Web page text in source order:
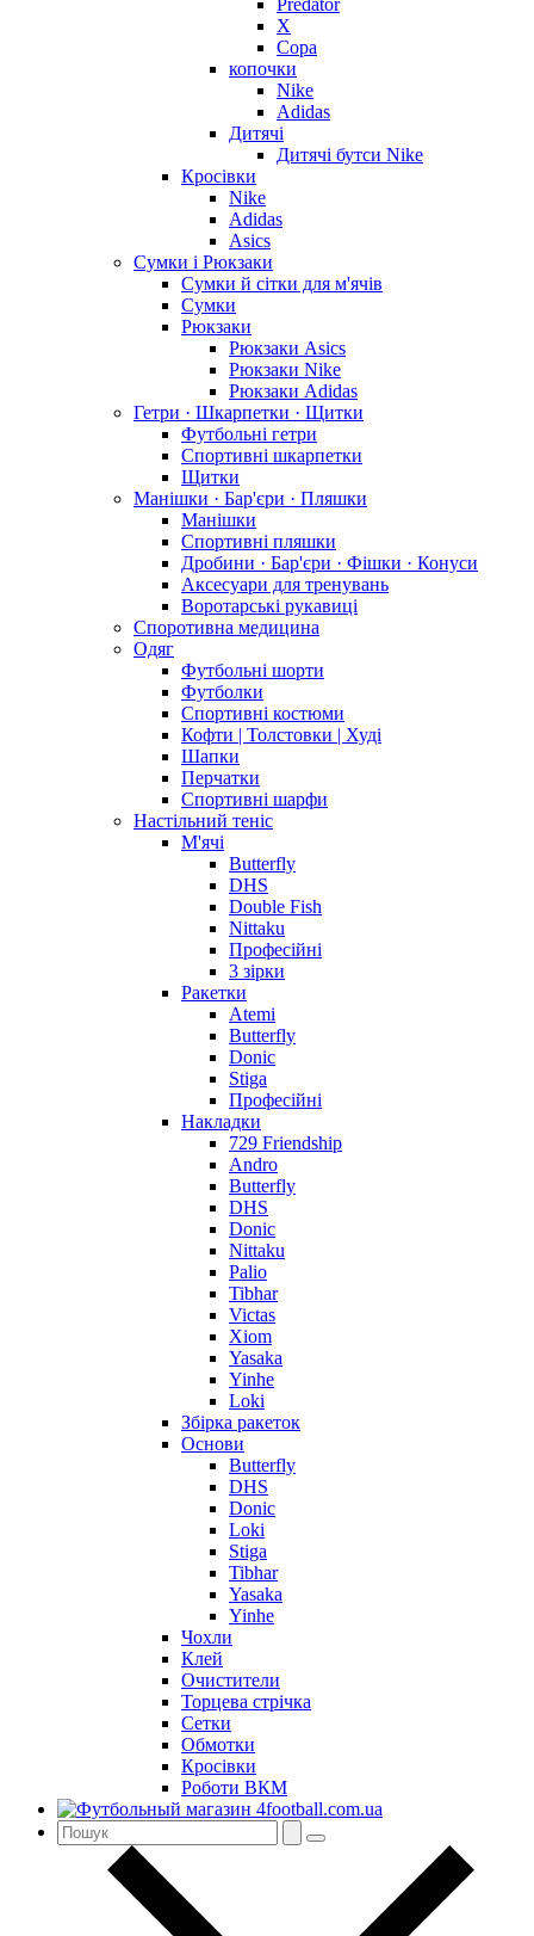
Predator
X
Copa
копочки
Nike
Adidas
Дитячі
Дитячі бутси Nike
Кросівки
Nike
Adidas
Asics
Сумки і Рюкзаки
Сумки й сітки для м'ячів
Сумки
Рюкзаки
Рюкзаки Asics
Рюкзаки Nike
Рюкзаки Adidas
Гетри · Шкарпетки · Щитки
Футбольні гетри
Спортивні шкарпетки
Щитки
Манішки · Бар'єри · Пляшки
Манішки
Спортивні пляшки
Дробини · Бар'єри · Фішки · Конуси
Аксесуари для тренувань
Воротарські рукавиці
Споротивна медицина
Одяг
Футбольні шорти
Футболки
Спортивні костюми
Кофти | Толстовки | Худі
Шапки
Перчатки
Спортивні шарфи
Настільний теніс
М'ячі
Butterfly
DHS
Double Fish
Nittaku
Професійні
3 зірки
Ракетки
Atemi
Butterfly
Donic
Stiga
Професійні
Накладки
729 Friendship
Andro
Butterfly
DHS
Donic
Nittaku
Palio
Tibhar
Victas
Xiom
Yasaka
Yinhe
Loki
Збірка ракеток
Основи
Butterfly
DHS
Donic
Loki
Stiga
Tibhar
Yasaka
Yinhe
Чохли
Клей
Очистители
Торцева стрічка
Сетки
Обмотки
Кросівки
Роботи ВКМ